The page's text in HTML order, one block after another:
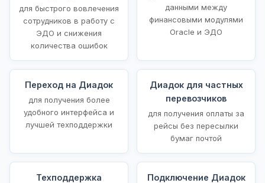
для быстрого вовлечения
сотрудников в работу с
ЭДО и снижения
количества ошибок
данными между
финансовыми модулями
Oracle и ЭДО
Переход на Диадок
для получения более
удобного интерфейса и
лучшей техподдержки
Диадок для частных
перевозчиков
для получения оплаты за
рейсы без пересылки
бумаг почтой
Техподдержка
Подключение Диадок